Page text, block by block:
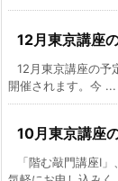
12月東京講座
12月東京講座の予
開催されます。今 ...
10月東京講座
「階む敲門講座Ⅰ